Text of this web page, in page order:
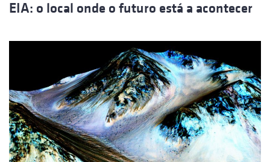
EIA: o local onde o futuro está a acontecer